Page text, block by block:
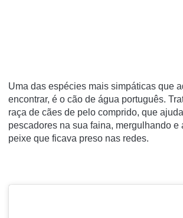
Uma das espécies mais simpáticas que
encontrar, é o cão de água português.
raça de cães de pelo comprido, que
pescadores na sua faina, mergulhando e
peixe que ficava preso nas redes.